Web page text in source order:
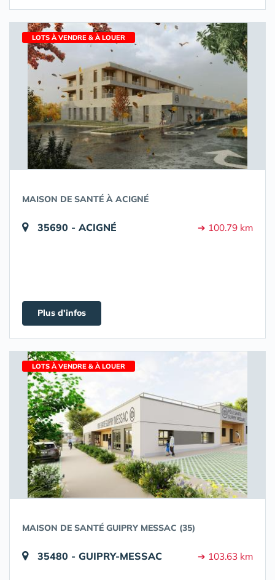
LOTS À VENDRE & À LOUER
MAISON DE SANTÉ À ACIGNÉ
35690 - ACIGNÉ ➔ 100.79 km
Plus d'infos
LOTS À VENDRE & À LOUER
MAISON DE SANTÉ GUIPRY MESSAC (35)
35480 - GUIPRY-MESSAC ➔ 103.63 km